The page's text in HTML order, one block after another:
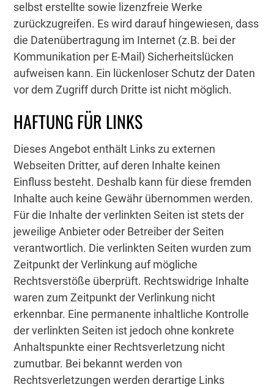
selbst erstellte sowie lizenzfreie Werke
zurückzugreifen. Es wird darauf hingewiesen, dass
die Datenübertragung im Internet (z.B. bei der
Kommunikation per E-Mail) Sicherheitslücken
aufweisen kann. Ein lückenloser Schutz der Daten
vor dem Zugriff durch Dritte ist nicht möglich.
HAFTUNG FÜR LINKS
Dieses Angebot enthält Links zu externen
Webseiten Dritter, auf deren Inhalte keinen
Einfluss besteht. Deshalb kann für diese fremden
Inhalte auch keine Gewähr übernommen werden.
Für die Inhalte der verlinkten Seiten ist stets der
jeweilige Anbieter oder Betreiber der Seiten
verantwortlich. Die verlinkten Seiten wurden zum
Zeitpunkt der Verlinkung auf mögliche
Rechtsverstöße überprüft. Rechtswidrige Inhalte
waren zum Zeitpunkt der Verlinkung nicht
erkennbar. Eine permanente inhaltliche Kontrolle
der verlinkten Seiten ist jedoch ohne konkrete
Anhaltspunkte einer Rechtsverletzung nicht
zumutbar. Bei bekannt werden von
Rechtsverletzungen werden derartige Links